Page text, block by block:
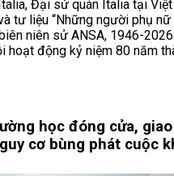
Đại sứ quán Italia tại
tư liệu “Những người phụ nữ
niên sử ANSA, 1946-
hoạt động kỷ niệm 80 năm
học đóng cửa, giao
cơ bùng phát cuộc